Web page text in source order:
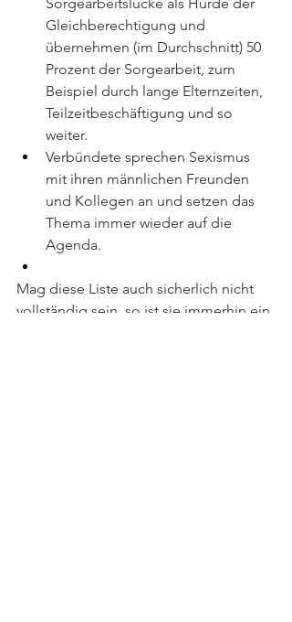
Gleichberechtigung und
übernehmen (im Durchschnitt) 50
Prozent der Sorgearbeit, zum
Beispiel durch lange Elternzeiten,
Teilzeitbeschäftigung und so
weiter.
Verbündete sprechen Sexismus
mit ihren männlichen Freunden
und Kollegen an und setzen das
Thema immer wieder auf die
Agenda.
Mag diese Liste auch sicherlich nicht
vollständig sein, so ist sie immerhin ein